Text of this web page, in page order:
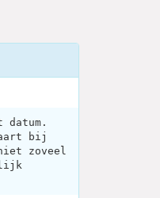
bij
zoveel